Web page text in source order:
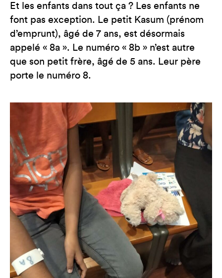
Et les enfants dans tout ça ? Les enfants ne
font pas exception. Le petit Kasum (prénom
d’emprunt), âgé de 7 ans, est désormais
appelé « 8a ». Le numéro « 8b » n’est autre
que son petit frère, âgé de 5 ans. Leur père
porte le numéro 8.